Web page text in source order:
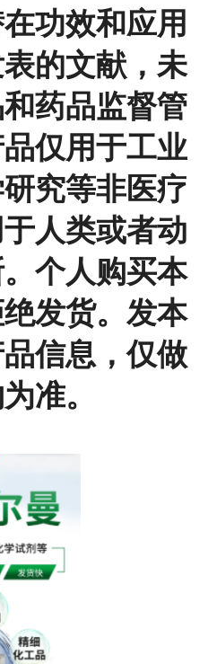
功效和应用
的文献，未
药品监督管
仅用于工业
究等非医疗
人类或者动
个人购买本
发货。发本
信息，仅做
准。